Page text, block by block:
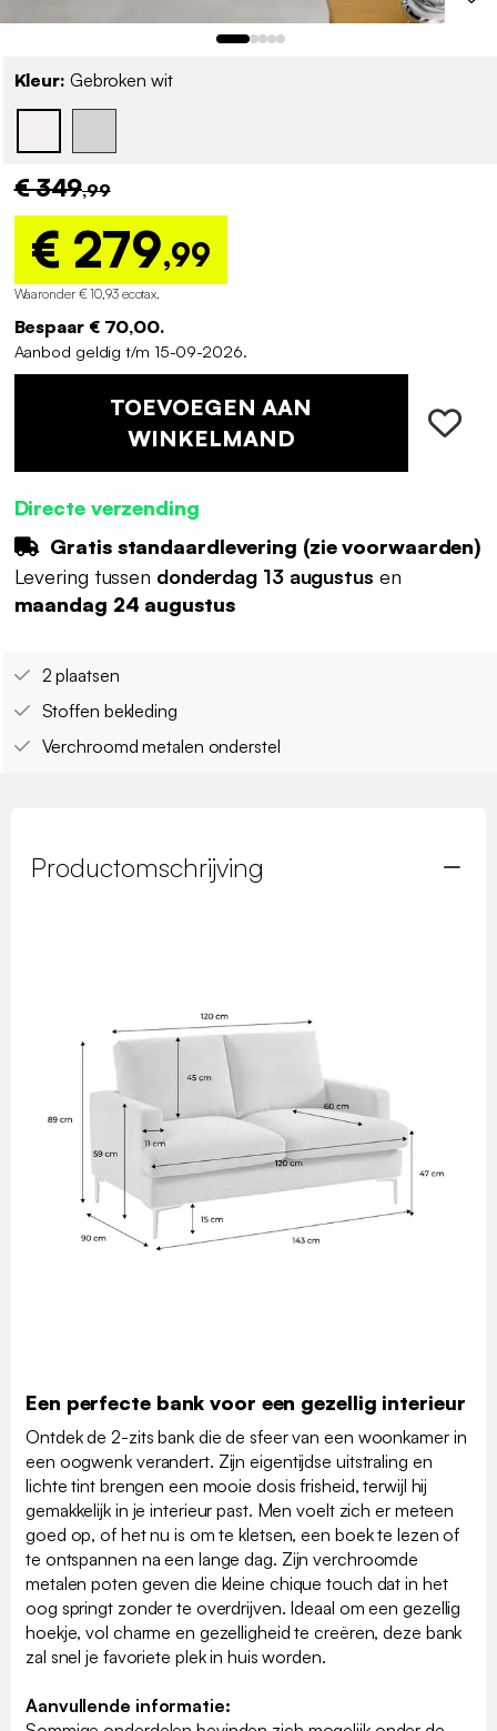
Kleur: Gebroken wit
€ 349,99
€ 279,99
Waaronder € 10,93 ecotax.
Bespaar € 70,00.
Aanbod geldig t/m 15-09-2026.
TOEVOEGEN AAN
WINKELMAND
Directe verzending
Gratis standaardlevering (zie voorwaarden)
Levering tussen donderdag 13 augustus en
maandag 24 augustus
2 plaatsen
Stoffen bekleding
Verchroomd metalen onderstel
Productomschrijving
Een perfecte bank voor een gezellig interieur
Ontdek de 2-zits bank die de sfeer van een woonkamer in
een oogwenk verandert. Zijn eigentijdse uitstraling en
lichte tint brengen een mooie dosis frisheid, terwijl hij
gemakkelijk in je interieur past. Men voelt zich er meteen
goed op, of het nu is om te kletsen, een boek te lezen of
te ontspannen na een lange dag. Zijn verchroomde
metalen poten geven die kleine chique touch dat in het
oog springt zonder te overdrijven. Ideaal om een ​​gezellig
hoekje, vol charme en gezelligheid te creëren, deze bank
zal snel je favoriete plek in huis worden.
Aanvullende informatie: